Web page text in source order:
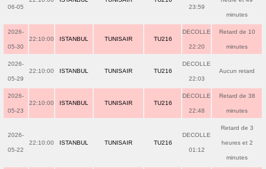
06-05 23:59
minutes
2026-
05-30
22:10:00 ISTANBUL TUNISAIR TU216
DECOLLE
22:20
Retard de 10
minutes
2026-
05-29
22:10:00 ISTANBUL TUNISAIR TU216
DECOLLE
22:03
Aucun retard
2026-
05-23
22:10:00 ISTANBUL TUNISAIR TU216
DECOLLE
22:48
Retard de 38
minutes
2026-
05-22
22:10:00 ISTANBUL TUNISAIR TU216
DECOLLE
01:12
Retard de 3
heures et 2
minutes